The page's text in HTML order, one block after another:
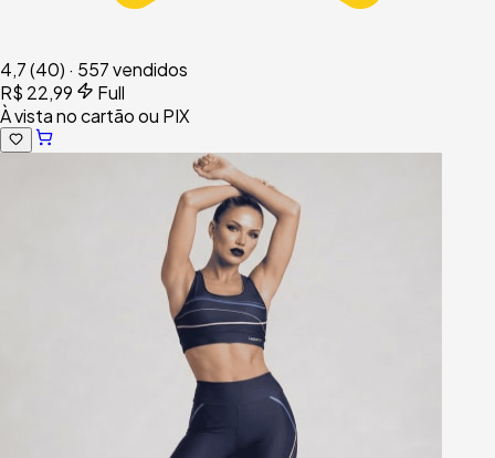
4,7(40) · 557 vendidos
R$ 22,99
Full
À vista no cartão ou PIX